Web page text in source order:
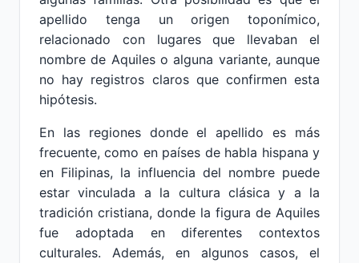
apellido tenga un origen toponímico,
relacionado con lugares que llevaban el
nombre de Aquiles o alguna variante, aunque
no hay registros claros que confirmen esta
hipótesis.
En las regiones donde el apellido es más
frecuente, como en países de habla hispana y
en Filipinas, la influencia del nombre puede
estar vinculada a la cultura clásica y a la
tradición cristiana, donde la figura de Aquiles
fue adoptada en diferentes contextos
culturales. Además, en algunos casos, el